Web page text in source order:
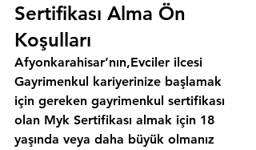
Sertifikası Alma Ön
Koşulları
Afyonkarahisar’nın,Evciler ilcesi
Gayrimenkul kariyerinize başlamak
için gereken gayrimenkul sertifikası
olan Myk Sertifikası almak için 18
yaşında veya daha büyük olmanız